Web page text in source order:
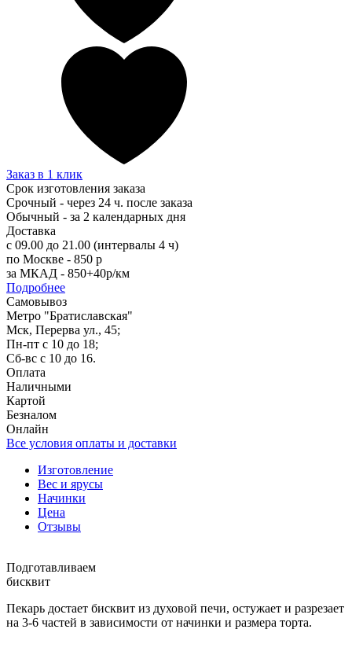
Заказ в 1 клик
Срок изготовления заказа
Срочный - через 24 ч. после заказа
Обычный - за 2 календарных дня
Доставка
с 09.00 до 21.00 (интервалы 4 ч)
по Москве - 850 р
за МКАД - 850+40р/км
Подробнее
Самовывоз
Метро "Братиславская"
Мск, Перерва ул., 45;
Пн-пт с 10 до 18;
Сб-вс с 10 до 16.
Оплата
Наличными
Картой
Безналом
Онлайн
Все условия оплаты и доставки
Изготовление
Вес и ярусы
Начинки
Цена
Отзывы
Подготавливаем
бисквит
Пекарь достает бисквит из духовой печи, остужает и разрезает
на 3-6 частей в зависимости от начинки и размера торта.